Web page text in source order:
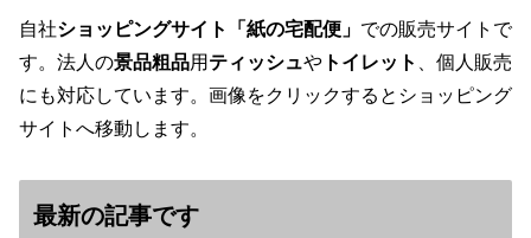
自社ショッピングサイト「紙の宅配便」 での販売サイトで
す。法人の景品粗品用 ティッシュや トイレット
、個人販売
にも対応しています。画像をクリックするとショッピング
サイトへ移動します。
最新の記事です